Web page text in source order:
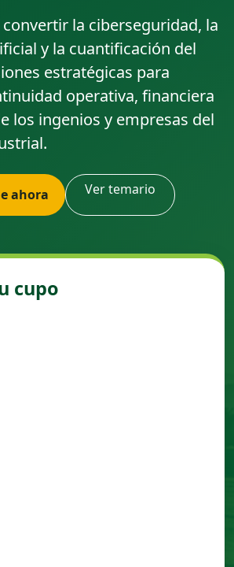
la ciberseguridad, la
y la cuantificación del
estratégicas para
operativa, financiera
los ingenios y empresas del
ahora Ver temario
cupo